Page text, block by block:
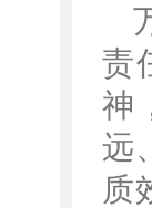
责
神
远
质